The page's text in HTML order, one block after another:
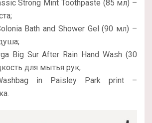
Strong Mint Toothpaste (85 мл) –
Bath and Shower Gel (90 мл) –
Big Sur After Rain Hand Wash (30
для мытья рук;
in Paisley Park print –